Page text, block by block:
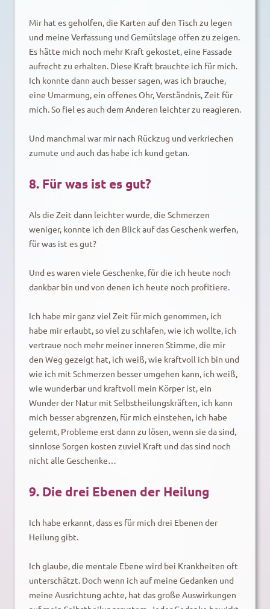
Mir hat es geholfen, die Karten auf den Tisch zu legen
und meine Verfassung und Gemütslage offen zu zeigen.
Es hätte mich noch mehr Kraft gekostet, eine Fassade
aufrecht zu erhalten. Diese Kraft brauchte ich für mich.
Ich konnte dann auch besser sagen, was ich brauche,
eine Umarmung, ein offenes Ohr, Verständnis, Zeit für
mich. So fiel es auch dem Anderen leichter zu reagieren.
Und manchmal war mir nach Rückzug und verkriechen
zumute und auch das habe ich kund getan.
8. Für was ist es gut?
Als die Zeit dann leichter wurde, die Schmerzen
weniger, konnte ich den Blick auf das Geschenk werfen,
für was ist es gut?
Und es waren viele Geschenke, für die ich heute noch
dankbar bin und von denen ich heute noch profitiere.
Ich habe mir ganz viel Zeit für mich genommen, ich
habe mir erlaubt, so viel zu schlafen, wie ich wollte, ich
vertraue noch mehr meiner inneren Stimme, die mir
den Weg gezeigt hat, ich weiß, wie kraftvoll ich bin und
wie ich mit Schmerzen besser umgehen kann, ich weiß,
wie wunderbar und kraftvoll mein Körper ist, ein
Wunder der Natur mit Selbstheilungskräften, ich kann
mich besser abgrenzen, für mich einstehen, ich habe
gelernt, Probleme erst dann zu lösen, wenn sie da sind,
sinnlose Sorgen kosten zuviel Kraft und das sind noch
nicht alle Geschenke…
9. Die drei Ebenen der Heilung
Ich habe erkannt, dass es für mich drei Ebenen der
Heilung gibt.
Ich glaube, die mentale Ebene wird bei Krankheiten oft
unterschätzt. Doch wenn ich auf meine Gedanken und
meine Ausrichtung achte, hat das große Auswirkungen